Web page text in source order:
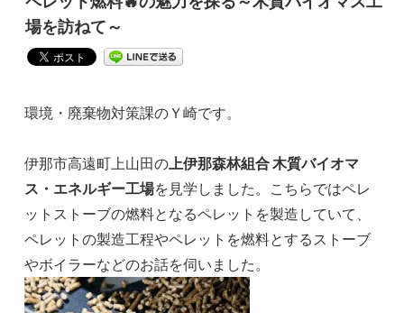
場を訪ねて～
環境・廃棄物対策課のＹ崎です。
伊那市高遠町上山田の 上伊那森林組合 木質バイオマ
ス・エネルギー工場を見学しました。こちらではペレ
ットストーブの燃料となるペレットを製造していて、
ペレットの製造工程やペレットを燃料とするストーブ
やボイラーなどのお話を伺いました。